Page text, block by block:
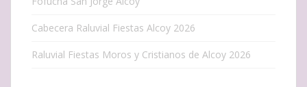
Cabecera Raluvial Fiestas Alcoy 2026
Raluvial Fiestas Moros y Cristianos de Alcoy 2026